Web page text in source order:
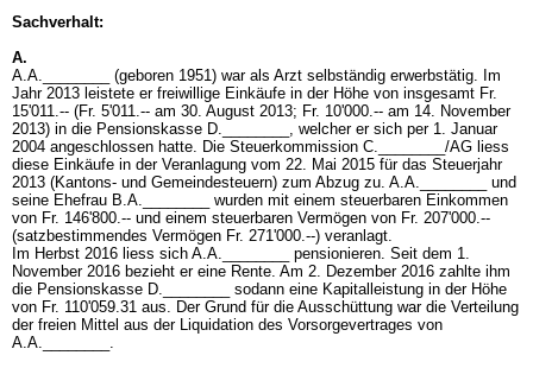
Sachverhalt:
A.
A.A.________ (geboren 1951) war als Arzt selbständig erwerbstätig. Im
Jahr 2013 leistete er freiwillige Einkäufe in der Höhe von insgesamt Fr.
15'011.-- (Fr. 5'011.-- am 30. August 2013; Fr. 10'000.-- am 14. November
2013) in die Pensionskasse D.________, welcher er sich per 1. Januar
2004 angeschlossen hatte. Die Steuerkommission C.________/AG liess
diese Einkäufe in der Veranlagung vom 22. Mai 2015 für das Steuerjahr
2013 (Kantons- und Gemeindesteuern) zum Abzug zu. A.A.________ und
seine Ehefrau B.A.________ wurden mit einem steuerbaren Einkommen
von Fr. 146'800.-- und einem steuerbaren Vermögen von Fr. 207'000.--
(satzbestimmendes Vermögen Fr. 271'000.--) veranlagt.
Im Herbst 2016 liess sich A.A.________ pensionieren. Seit dem 1.
November 2016 bezieht er eine Rente. Am 2. Dezember 2016 zahlte ihm
die Pensionskasse D.________ sodann eine Kapitalleistung in der Höhe
von Fr. 110'059.31 aus. Der Grund für die Ausschüttung war die Verteilung
der freien Mittel aus der Liquidation des Vorsorgevertrages von
A.A.________.